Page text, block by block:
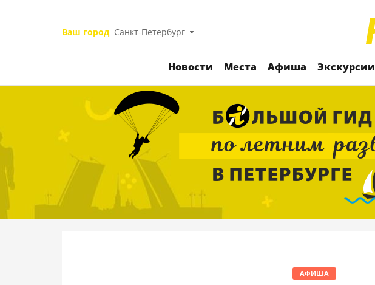
Ваш город Санкт-Петербург
Новости Места Афиша Экскурсии
АФИША